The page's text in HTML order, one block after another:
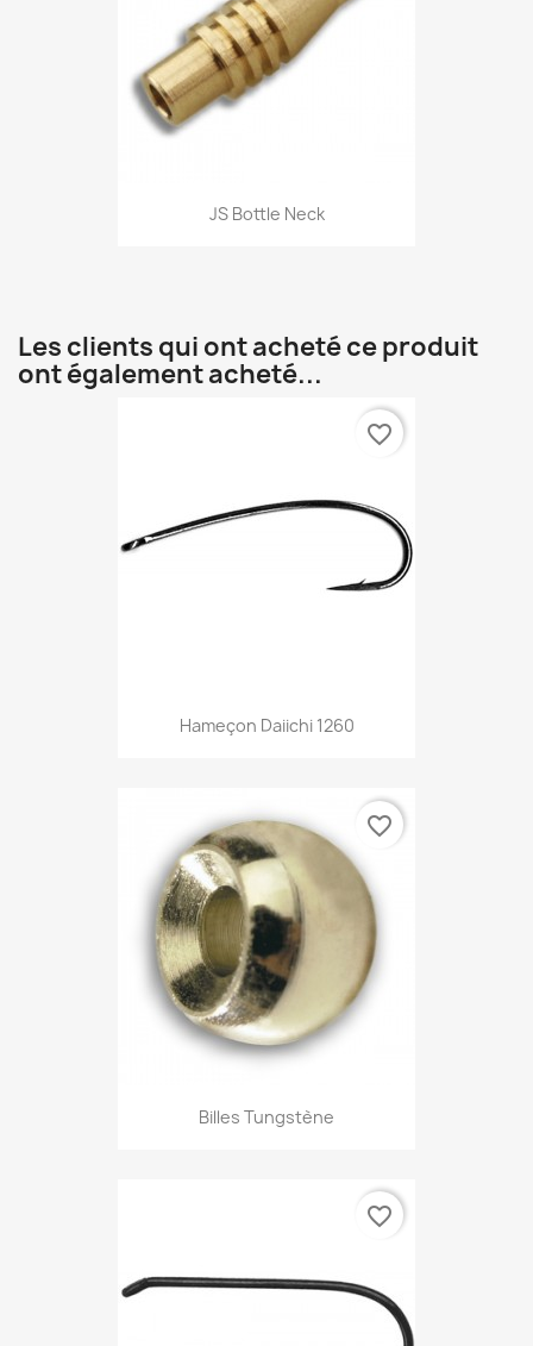
JS Bottle Neck
Les clients qui ont acheté ce produit
ont également acheté...
Hameçon Daiichi 1260
favorite_border
Billes Tungstène
favorite_border
favorite_border